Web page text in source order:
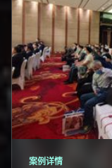
案例详情